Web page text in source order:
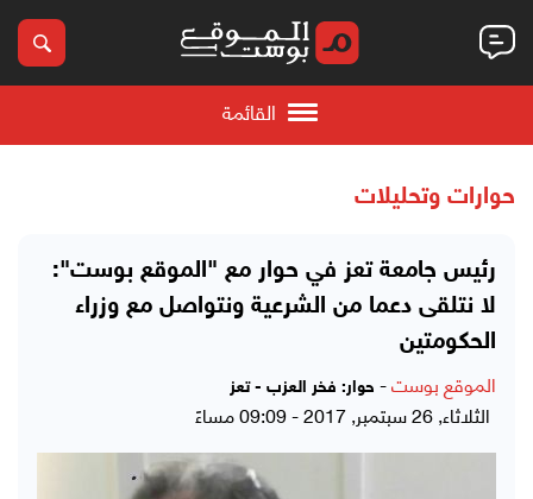
القائمة
حوارات وتحليلات
رئيس جامعة تعز في حوار مع "الموقع بوست":
لا نتلقى دعما من الشرعية ونتواصل مع وزراء
الحكومتين
الموقع بوست- حوار: فخر العزب - تعز
الثلاثاء, 26 سبتمبر, 2017 - 09:09 مساءً